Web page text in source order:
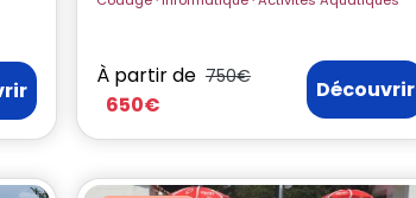
À partir de 750€
650€
Découvrir